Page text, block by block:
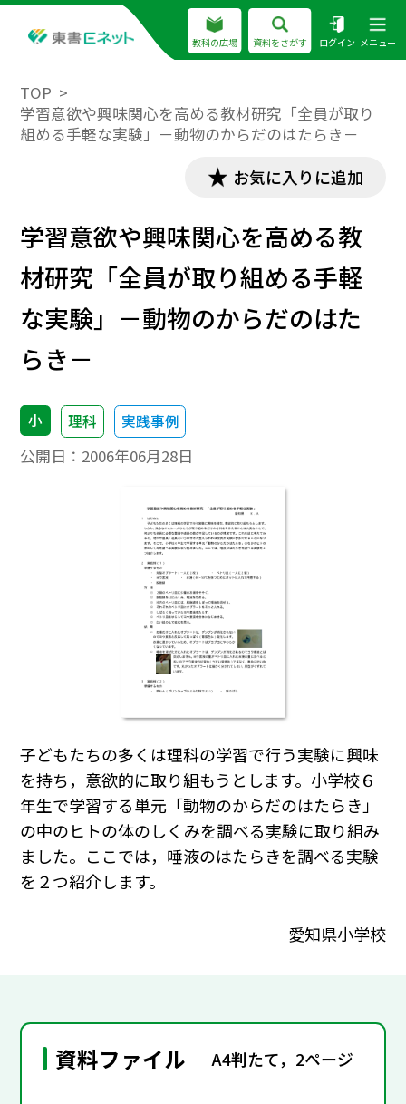
教科の広場 資料をさがす ログイン メニュー
TOP
学習意欲や興味関心を高める教材研究「全員が取り
組める手軽な実験」－動物のからだのはたらき－
お気に入りに追加
学習意欲や興味関心を高める教
材研究「全員が取り組める手軽
な実験」－動物のからだのはた
らき－
小 理科 実践事例
公開日： 2006年06月28日
子どもたちの多くは理科の学習で行う実験に興味
を持ち，意欲的に取り組もうとします。小学校６
年生で学習する単元「動物のからだのはたらき」
の中のヒトの体のしくみを調べる実験に取り組み
ました。ここでは，唾液のはたらきを調べる実験
を２つ紹介します。
愛知県小学校
資料ファイル A4判たて，2ページ